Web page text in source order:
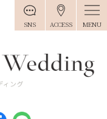
SNS ACCESS MENU